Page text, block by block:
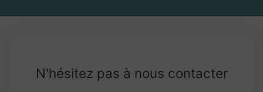
N'hésitez pas à nous contacter